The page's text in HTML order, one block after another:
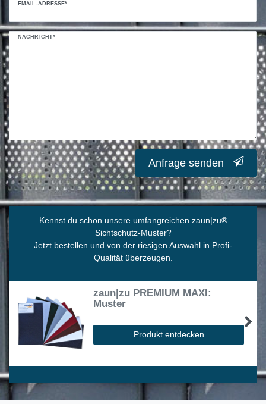
EMAIL-ADRESSE*
NACHRICHT*
Anfrage senden
Kennst du schon unsere umfangreichen zaun|zu®
Sichtschutz-Muster?
Jetzt bestellen und von der riesigen Auswahl in Profi-
Qualität überzeugen.
zaun|zu PREMIUM MAXI:
Muster
Produkt entdecken